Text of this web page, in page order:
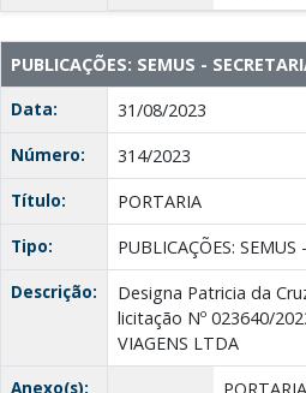
PUBLICAÇÕES: SEMUS -
Data:
31/08/2023
Número:
314/2023
Título:
PORTARIA
Tipo:
PUBLICAÇÕES:
Descrição:
Designa Patricia da
licitação Nº 023640/
VIAGENS LTDA
Anexo(s):